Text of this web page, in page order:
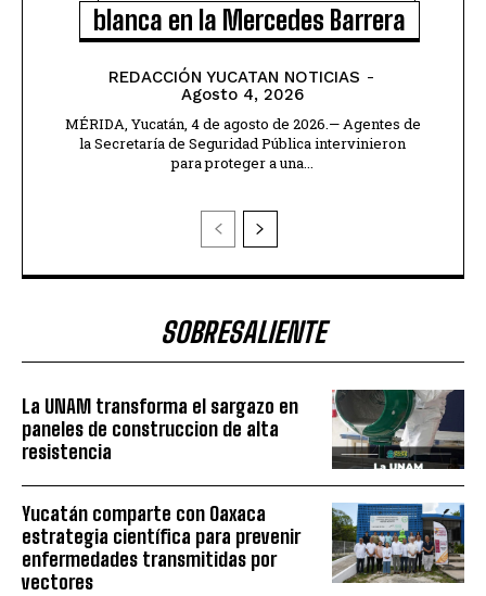
blanca en la Mercedes Barrera
REDACCIÓN YUCATAN NOTICIAS -
Agosto 4, 2026
MÉRIDA, Yucatán, 4 de agosto de 2026.— Agentes de
la Secretaría de Seguridad Pública intervinieron
para proteger a una...
SOBRESALIENTE
La UNAM transforma el sargazo en
paneles de construccion de alta
resistencia
Yucatán comparte con Oaxaca
estrategia científica para prevenir
enfermedades transmitidas por
vectores